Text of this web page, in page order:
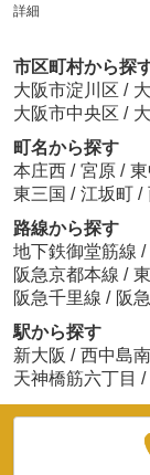
詳細
市区町村から探
大阪市淀川区 /
大阪市中央区 /
町名から探す
本庄西 / 宮原 /
東三国 / 江坂町 /
路線から探す
地下鉄御堂筋線 /
阪急京都本線 /
阪急千里線 / 阪
駅から探す
新大阪 / 西中島
天神橋筋六丁目 /